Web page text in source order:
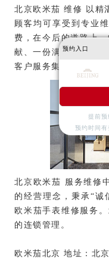
北京欧米茄 维修 以精
顾客均可享受到专业
费，在今后的道路上
献、一份满意”的企业
客户服务集团。
北京欧米茄 服务维修
的经营理念，秉承“诚
欧米茄手表维修服务
的连锁管理。
欧米茄北京 地址：北
预约入口
提前预
预约时间